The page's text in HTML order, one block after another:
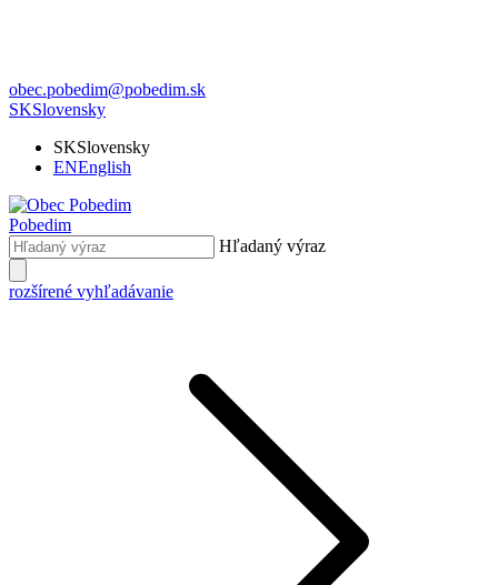
obec.pobedim@pobedim.sk
SKSlovensky
SKSlovensky
ENEnglish
Pobedim
Hľadaný výraz
rozšírené vyhľadávanie